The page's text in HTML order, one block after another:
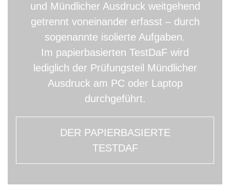
und Mündlicher Ausdruck weitgehend
getrennt voneinander erfasst – durch
sogenannte isolierte Aufgaben.
Im papierbasierten TestDaF wird
lediglich der Prüfungsteil Mündlicher
Ausdruck am PC oder Laptop
durchgeführt.
DER PAPIERBASIERTE
TESTDAF